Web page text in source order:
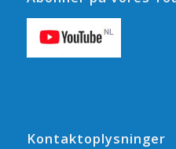
Kontaktoplysninger